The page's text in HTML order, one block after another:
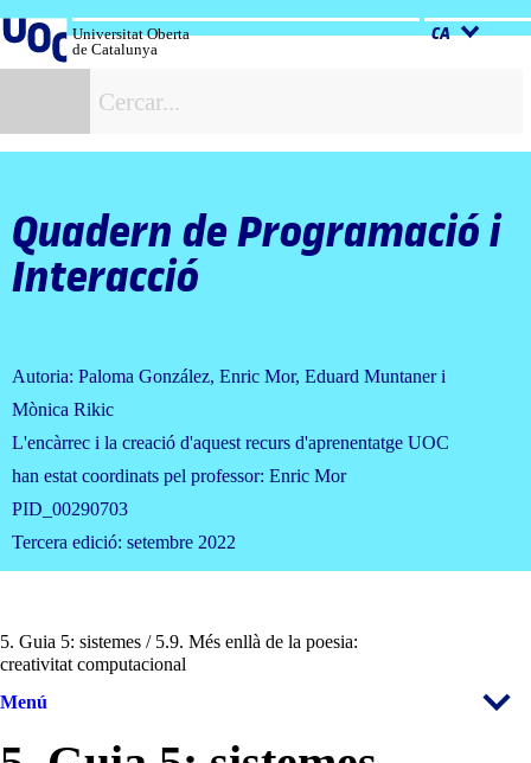
al
contingut
Universitat Oberta
de Catalunya
CA
Quadern de Programació i
Interacció
Autoria: Paloma González, Enric Mor, Eduard Muntaner i
Mònica Rikic
L'encàrrec i la creació d'aquest recurs d'aprenentatge UOC
han estat coordinats pel professor: Enric Mor
PID_00290703
Tercera edició: setembre 2022
5. Guia 5: sistemes / 5.9. Més enllà de la poesia:
creativitat computacional
Menú